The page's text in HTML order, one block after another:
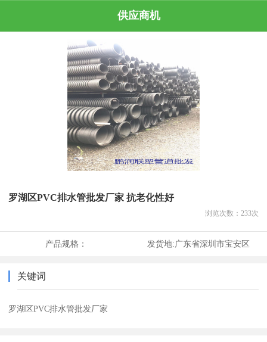
供应商机
罗湖区PVC排水管批发厂家 抗老化性好
浏览次数： 233次
产品规格： 发货地:广东省深圳市宝安区
关键词
罗湖区PVC排水管批发厂家